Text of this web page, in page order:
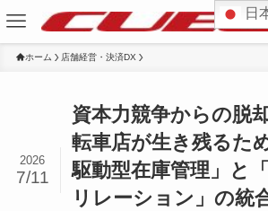
ホーム 店舗経営・決済DX
資本力競争からの脱
転車店が生き残るた
駆動型在庫管理」と
リレーション」の統
2026
7/11
日